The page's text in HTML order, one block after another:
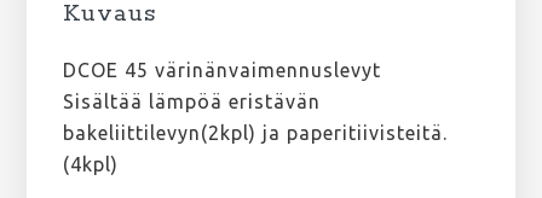
Kuvaus
DCOE 45 värinänvaimennuslevyt
Sisältää lämpöä eristävän
bakeliittilevyn(2kpl) ja paperitiivisteitä.
(4kpl)